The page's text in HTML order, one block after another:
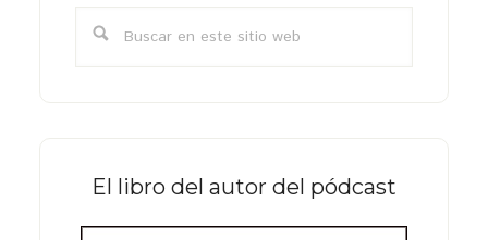
primaria
El libro del autor del pódcast